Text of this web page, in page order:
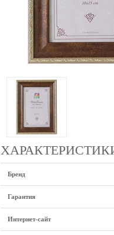
Бренд
Гарантия
Интернет-сайт